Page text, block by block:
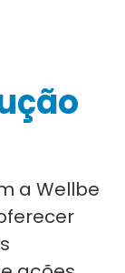
a Wellbe